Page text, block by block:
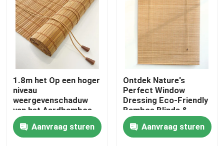
Huis
Producten
1.8m het Op een hoger
niveau
weergevenschaduw
van het Aardbamboe
voor Vensters
Kleurrijk Roman
Curtains Light
Aanvraag sturen
Ontdek Nature's
Perfect Window
Dressing Eco-Friendly
Bamboe Blinds &
Roller Shades
Aanvraag sturen